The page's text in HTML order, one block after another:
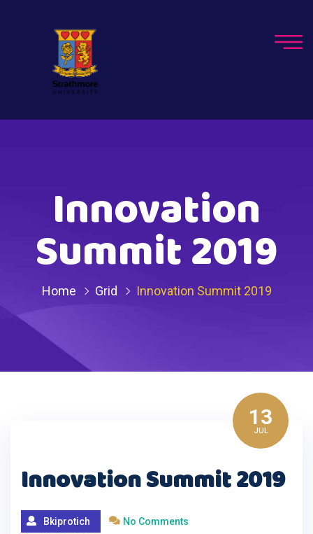
Innovation
Summit 2019
Home Grid Innovation Summit 2019
13
JUL
Innovation Summit 2019
Bkiprotich
No Comments